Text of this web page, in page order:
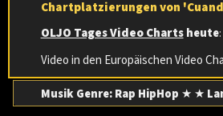
Chartplatzierungen von
OLJO Tages Video Charts heute:
Video in den Europäischen Video
Musik Genre: Rap HipHop ★ ★